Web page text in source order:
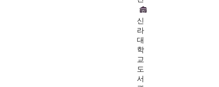
신
라
대
학
교
도
서